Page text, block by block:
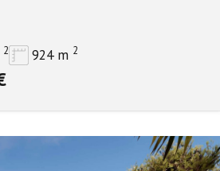
2 924 m 2